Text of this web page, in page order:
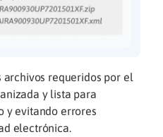
archivos requeridos por el
y lista para
y evitando errores
electrónica.